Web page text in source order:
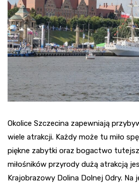
Okolice Szczecina zapewniają
wiele atrakcji. Każdy może tu miło
piękne zabytki oraz bogactwo
miłośników przyrody dużą atrakcją
Krajobrazowy Dolina Dolnej Odry. Na